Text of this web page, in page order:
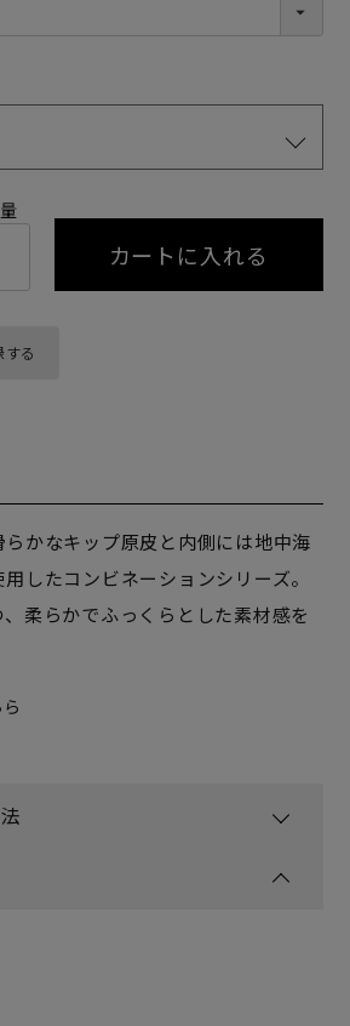
る
カートに入れる
かなキップ原皮と内側には地中海
したコンビネーションシリーズ。
柔らかでふっくらとした素材感を